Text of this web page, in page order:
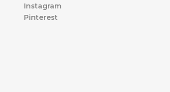
Instagram
Pinterest